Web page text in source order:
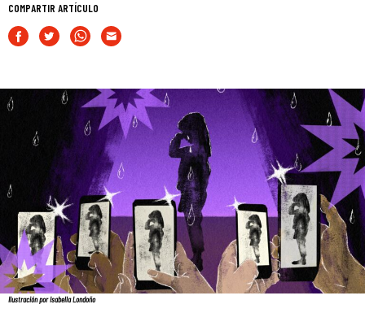
COMPARTIR ARTÍCULO
Ilustración por Isabella Londoño